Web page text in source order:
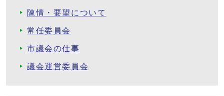
陳情・要望について
常任委員会
市議会の仕事
議会運営委員会